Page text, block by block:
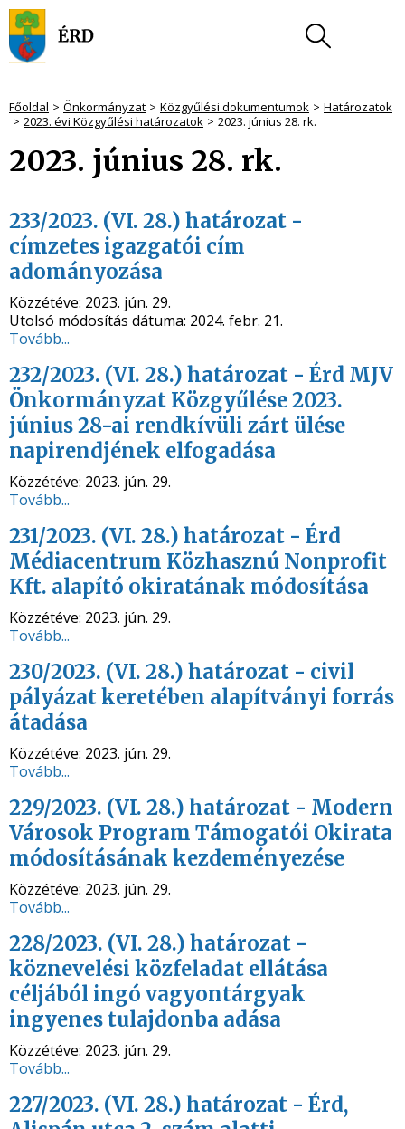
Főoldal Önkormányzat Közgyűlési dokumentumok
Határozatok
2023. évi Közgyűlési határozatok
2023. június 28. rk.
2023. június 28. rk.
233/2023. (VI. 28.) határozat -
címzetes igazgatói cím
adományozása
Közzétéve: 2023. jún. 29.
Utolsó módosítás dátuma: 2024. febr. 21.
Tovább...
232/2023. (VI. 28.) határozat - Érd MJV
Önkormányzat Közgyűlése 2023.
június 28-ai rendkívüli zárt ülése
napirendjének elfogadása
Közzétéve: 2023. jún. 29.
Tovább...
231/2023. (VI. 28.) határozat - Érd
Médiacentrum Közhasznú Nonprofit
Kft. alapító okiratának módosítása
Közzétéve: 2023. jún. 29.
Tovább...
230/2023. (VI. 28.) határozat - civil
pályázat keretében alapítványi forrás
átadása
Közzétéve: 2023. jún. 29.
Tovább...
229/2023. (VI. 28.) határozat - Modern
Városok Program Támogatói Okirata
módosításának kezdeményezése
Közzétéve: 2023. jún. 29.
Tovább...
228/2023. (VI. 28.) határozat -
köznevelési közfeladat ellátása
céljából ingó vagyontárgyak
ingyenes tulajdonba adása
Közzétéve: 2023. jún. 29.
Tovább...
227/2023. (VI. 28.) határozat - Érd,